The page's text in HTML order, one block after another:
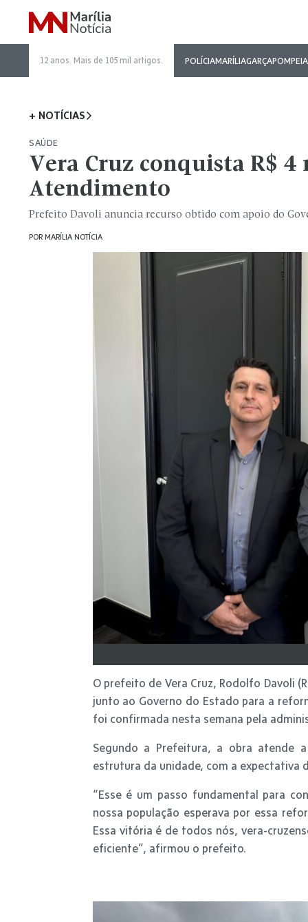
12 anos. Mais de 105 mil artigos. POLÍCIAMARÍLIAGARÇAPOMPEIA
+ NOTÍCIAS
SAÚDE
Vera Cruz conquista R$
Atendimento
Prefeito Davoli anuncia recurso obtido com apoio do
POR MARÍLIA NOTÍCIA
O prefeito de Vera Cruz, Rodolfo Davoli
junto ao Governo do Estado para a
foi confirmada nesta semana pela
Segundo a Prefeitura, a obra atende
estrutura da unidade, com a expectativa
“Esse é um passo fundamental para
nossa população esperava por essa
Essa vitória é de todos nós, vera-
eficiente”, afirmou o prefeito.